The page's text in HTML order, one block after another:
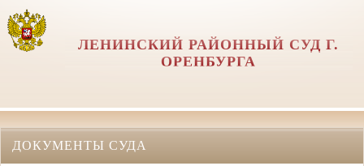
ЛЕНИНСКИЙ РАЙОННЫЙ СУД Г.
ОРЕНБУРГА
ДОКУМЕНТЫ СУДА